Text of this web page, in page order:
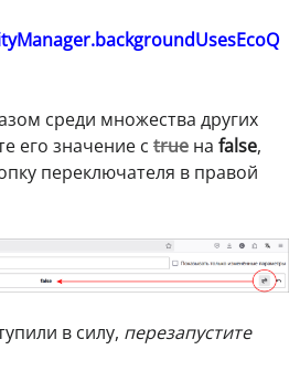
среди множества других
его значение с true на false,
переключателя в правой
в силу, перезапустите